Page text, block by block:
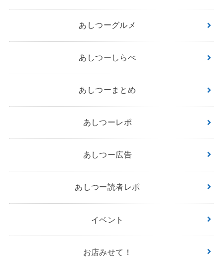
あしつーグルメ
あしつーしらべ
あしつーまとめ
あしつーレポ
あしつー広告
あしつー読者レポ
イベント
お店みせて！